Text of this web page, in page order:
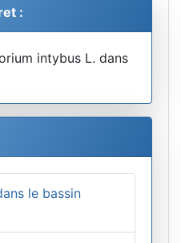
:
le bassin